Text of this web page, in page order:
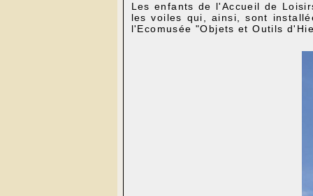
Les enfants de l'Accueil de
les voiles qui, ainsi, sont
l'Ecomusée "Objets et Outils